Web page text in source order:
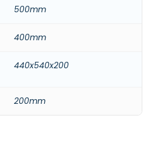
500mm
400mm
440x540x200
200mm